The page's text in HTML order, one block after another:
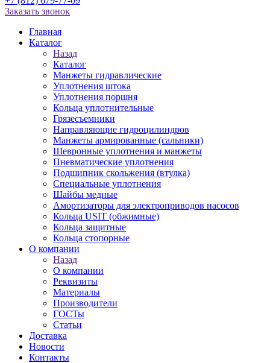
Заказать звонок
Главная
Каталог
Назад
Каталог
Манжеты гидравлические
Уплотнения штока
Уплотнения поршня
Кольца уплотнительные
Грязесъемники
Направляющие гидроцилиндров
Манжеты армированные (сальники)
Шевронные уплотнения и манжеты
Пневматические уплотнения
Подшипник скольжения (втулка)
Специальные уплотнения
Шайбы медные
Амортизаторы для электроприводов насосов
Кольца USIT (обжимные)
Кольца защитные
Кольца стопорные
О компании
Назад
О компании
Реквизиты
Материалы
Производители
ГОСТы
Статьи
Доставка
Новости
Контакты